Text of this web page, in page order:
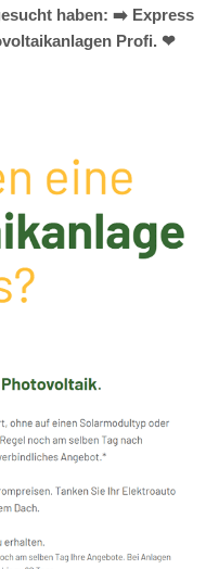
haben: ➡️ Express
Profi. ❤